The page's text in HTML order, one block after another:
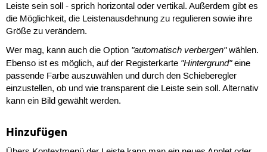
Leiste sein soll - sprich horizontal oder vertikal. Außerdem gibt es
die Möglichkeit, die Leistenausdehnung zu regulieren sowie ihre
Größe zu verändern.
Wer mag, kann auch die Option "automatisch verbergen"wählen.
Ebenso ist es möglich, auf der Registerkarte "Hintergrund"eine
passende Farbe auszuwählen und durch den Schieberegler
einzustellen, ob und wie transparent die Leiste sein soll. Alternativ
kann ein Bild gewählt werden.
Hinzufügen